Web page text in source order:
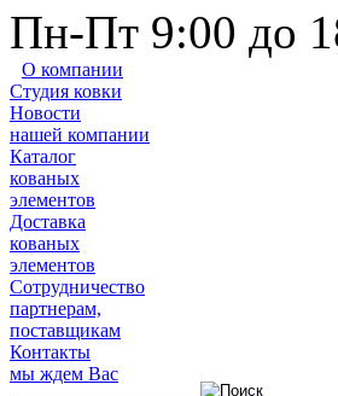
Пн-Пт 9:00 до
О компании
Студия ковки
Новости
нашей компании
Каталог
кованых
элементов
Доставка
кованых
элементов
Сотрудничество
партнерам,
поставщикам
Контакты
мы ждем Вас